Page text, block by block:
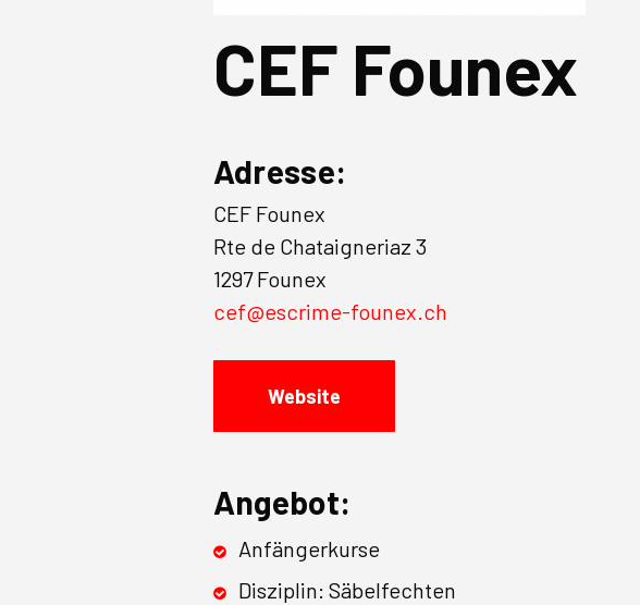
CEF Founex
Adresse:
CEF Founex
Rte de Chataigneriaz 3
1297 Founex
cef@escrime-founex.ch
Website
Angebot:
Anfängerkurse
Disziplin: Säbelfechten